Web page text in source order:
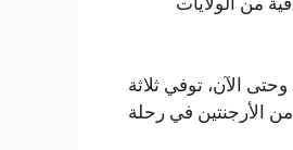
الآن، توفي ثلاثة
الأرجنتين في رحلة